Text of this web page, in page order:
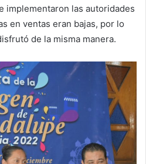
implementaron las autoridades
en ventas eran bajas, por lo
de la misma manera.